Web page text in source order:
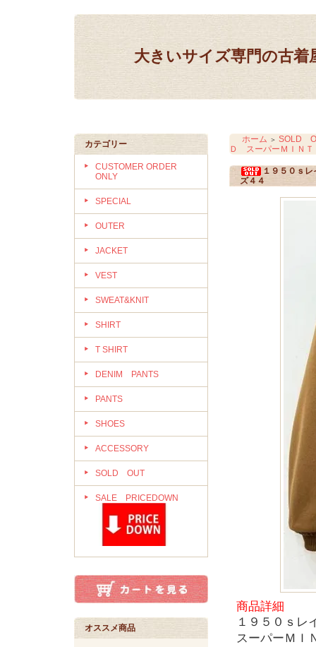
大きいサイズ専門の古
カテゴリー
CUSTOMER ORDER
ONLY
SPECIAL
OUTER
JACKET
VEST
SWEAT&KNIT
SHIRT
T SHIRT
DENIM PANTS
PANTS
SHOES
ACCESSORY
SOLD OUT
SALE PRICEDOWN
オススメ商品
ホーム ＞ SOLD
Ｄ スーパーＭＩＮ
１９５０ｓ
ズ４４
商品詳細
１９５０ｓ
スーパーＭ